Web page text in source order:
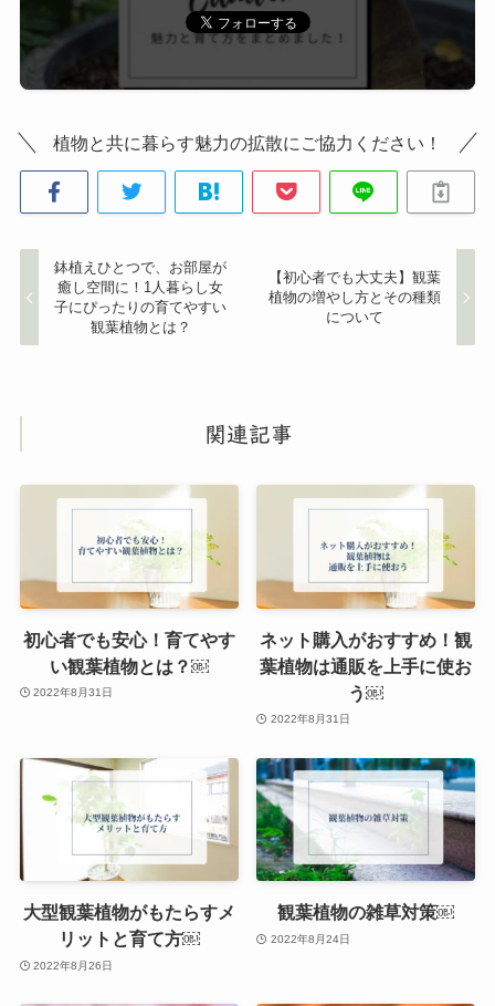
植物と共に暮らす魅力の拡散にご協力ください！
鉢植えひとつで、お部屋が
癒し空間に！1人暮らし女
子にぴったりの育てやすい
観葉植物とは？
【初心者でも大丈夫】観葉
植物の増やし方とその種類
について
関連記事
初心者でも安心！育てやす
い観葉植物とは？￼
2022年8月31日
ネット購入がおすすめ！観
葉植物は通販を上手に使お
う￼
2022年8月31日
大型観葉植物がもたらすメ
リットと育て方￼
2022年8月26日
観葉植物の雑草対策￼
2022年8月24日